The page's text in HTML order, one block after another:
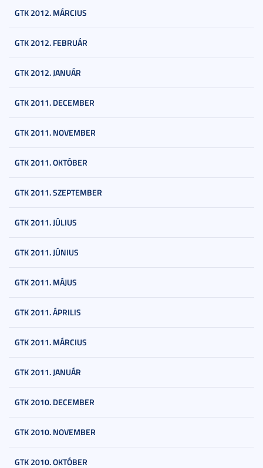
GTK 2012. MÁRCIUS
GTK 2012. FEBRUÁR
GTK 2012. JANUÁR
GTK 2011. DECEMBER
GTK 2011. NOVEMBER
GTK 2011. OKTÓBER
GTK 2011. SZEPTEMBER
GTK 2011. JÚLIUS
GTK 2011. JÚNIUS
GTK 2011. MÁJUS
GTK 2011. ÁPRILIS
GTK 2011. MÁRCIUS
GTK 2011. JANUÁR
GTK 2010. DECEMBER
GTK 2010. NOVEMBER
GTK 2010. OKTÓBER